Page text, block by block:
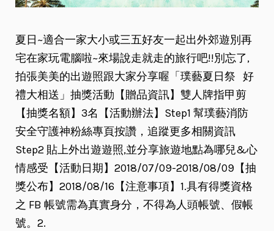
夏日~適合一家大小或三五好友一起出外郊遊別再
宅在家玩電腦啦~來場說走就走的旅行吧!!別忘了,
拍張美美的出遊照跟大家分享喔「璞藝夏日祭 好
禮大相送」抽獎活動【贈品資訊】雙人牌指甲剪
【抽獎名額】3名【活動辦法】Step1 幫璞藝消防
安全守護神粉絲專頁按讚，追蹤更多相關資訊
Step2 貼上外出遊遊照,並分享旅遊地點為哪兒&心
情感受【活動日期】2018/07/09-2018/08/09【抽
獎公布】2018/08/16【注意事項】1.具有得獎資格
之 FB 帳號需為真實身分，不得為人頭帳號、假帳
號。2.